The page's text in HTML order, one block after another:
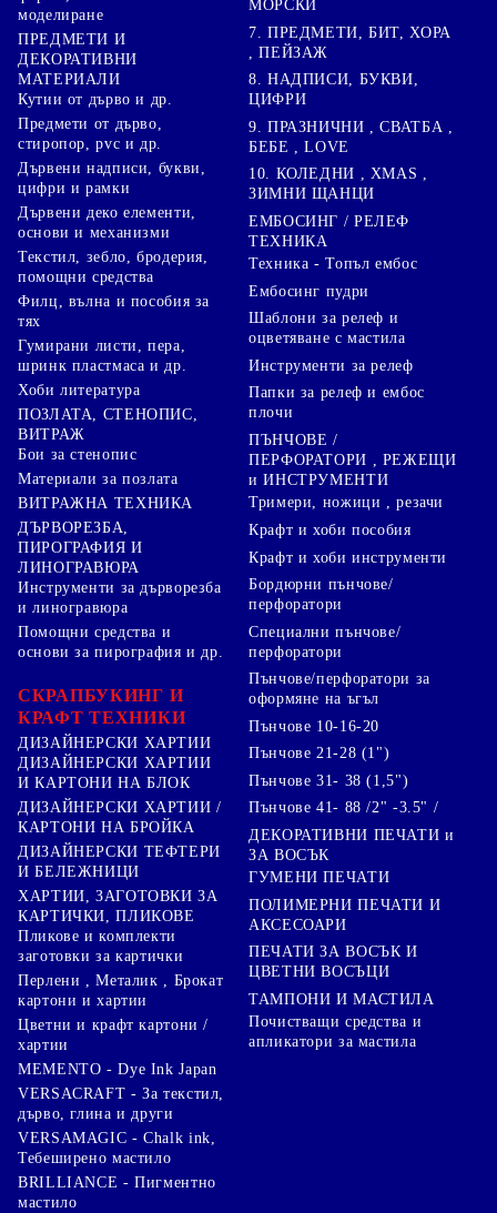
моделиране
ПРЕДМЕТИ И
ДЕКОРАТИВНИ
МАТЕРИАЛИ
Кутии от дърво и др.
Предмети от дърво,
стиропор, pvc и др.
Дървени надписи, букви,
цифри и рамки
Дървени деко елементи,
основи и механизми
Текстил, зебло, бродерия,
помощни средства
Филц, вълна и пособия за
тях
Гумирани листи, пера,
шринк пластмаса и др.
Хоби литература
ПОЗЛАТА, СТЕНОПИС,
ВИТРАЖ
Бои за стенопис
Материали за позлата
ВИТРАЖНА ТЕХНИКА
ДЪРВОРЕЗБА,
ПИРОГРАФИЯ И
ЛИНОГРАВЮРА
Инструменти за дърворезба
и линогравюра
Помощни средства и
основи за пирография и др.
СКРАПБУКИНГ И
КРАФТ ТЕХНИКИ
ДИЗАЙНЕРСКИ ХАРТИИ
ДИЗАЙНЕРСКИ ХАРТИИ
И КАРТОНИ НА БЛОК
ДИЗАЙНЕРСКИ ХАРТИИ /
КАРТОНИ НА БРОЙКА
ДИЗАЙНЕРСКИ ТЕФТЕРИ
И БЕЛЕЖНИЦИ
ХАРТИИ, ЗАГОТОВКИ ЗА
КАРТИЧКИ, ПЛИКОВЕ
Пликове и комплекти
заготовки за картички
Перлени , Металик , Брокат
картони и хартии
Цветни и крафт картони /
хартии
МОРСКИ
7. ПРЕДМЕТИ, БИТ, ХОРА
, ПЕЙЗАЖ
8. НАДПИСИ, БУКВИ,
ЦИФРИ
9. ПРАЗНИЧНИ , СВАТБА ,
БЕБЕ , LOVE
10. КОЛЕДНИ , XMAS ,
ЗИМНИ ЩАНЦИ
ЕМБОСИНГ / РЕЛЕФ
ТЕХНИКА
Техника - Топъл ембос
Ембосинг пудри
Шаблони за релеф и
оцветяване с мастила
Инструменти за релеф
Папки за релеф и ембос
плочи
ПЪНЧОВЕ /
ПЕРФОРАТОРИ , РЕЖЕЩИ
и ИНСТРУМЕНТИ
Тримери, ножици , резачи
Крафт и хоби пособия
Крафт и хоби инструменти
Бордюрни пънчове/
перфоратори
Специални пънчове/
перфоратори
Пънчове/перфоратори за
оформяне на ъгъл
Пънчове 10-16-20
Пънчове 21-28 (1")
Пънчове 31- 38 (1,5")
Пънчове 41- 88 /2" -3.5" /
ДЕКОРАТИВНИ ПЕЧАТИ и
ЗА ВОСЪК
ГУМЕНИ ПЕЧАТИ
ПОЛИМЕРНИ ПЕЧАТИ И
АКСЕСОАРИ
ПЕЧАТИ ЗА ВОСЪК И
ЦВЕТНИ ВОСЪЦИ
ТАМПОНИ И МАСТИЛА
Почистващи средства и
апликатори за мастила
MEMENTO - Dye Ink Japan
VERSACRAFT - За текстил,
дърво, глина и други
VERSAMAGIC - Chalk ink,
Тебеширено мастило
BRILLIANCE - Пигментно
мастило